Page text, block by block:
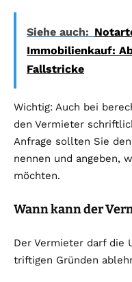
Siehe auch:
Immobilienkauf:
Fallstricke
Wichtig: Auch bei
den Vermieter
Anfrage sollten Sie
nennen und angeben,
möchten.
Wann kann der
Der Vermieter darf die
triftigen Gründen